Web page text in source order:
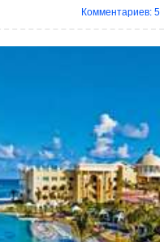
Комментариев: 5